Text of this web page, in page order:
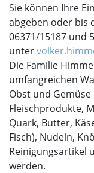
Sie können Ihre
abgeben oder bis
06371/15187 und
unter
Die Familie
umfangreichen
Obst und
Fleischprodukte,
Quark, Butter,
Fisch), Nudeln,
Reinigungsartikel
werden.